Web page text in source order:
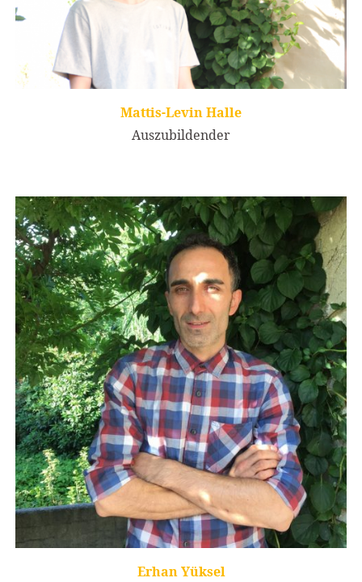
Mattis-Levin Halle
Auszubildender
Erhan Yüksel